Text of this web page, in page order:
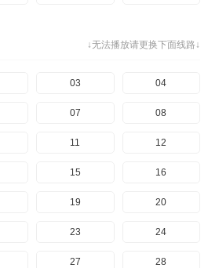
↓无法播放请更换下面线路↓
03 04
07 08
11 12
15 16
19 20
23 24
27 28